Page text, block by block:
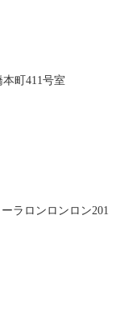
町411号室
ラロンロンロン201